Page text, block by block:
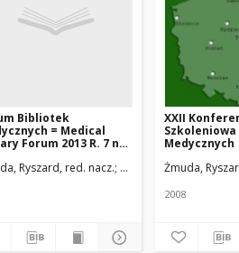
w Łodzi
Bibliotek
= Medical
Forum 2013 R. 7 nr
Ryszard, red. nacz. Uniwersytet Medyczny
XXII
Medycznych
Żmuda,
2008